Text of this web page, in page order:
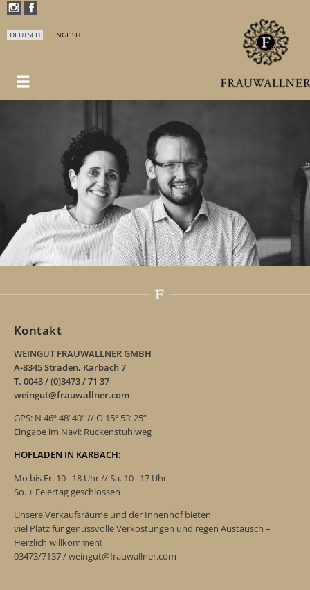
DEUTSCH ENGLISH
Kontakt
WEINGUT FRAUWALLNER GMBH
A-8345 Straden, Karbach 7
T. 0043 / (0)3473 / 71 37
weingut@frauwallner.com
GPS: N 46º 48‘ 40“ // O 15º 53‘ 25“
Eingabe im Navi: Ruckenstuhlweg
HOFLADEN IN KARBACH:
Mo bis Fr. 10 –18 Uhr // Sa. 10 –17 Uhr
So. + Feiertag geschlossen
Unsere Verkaufsräume und der Innenhof bieten
viel Platz für genussvolle Verkostungen und regen Austausch –
Herzlich willkommen!
03473/7137 / weingut@frauwallner.com